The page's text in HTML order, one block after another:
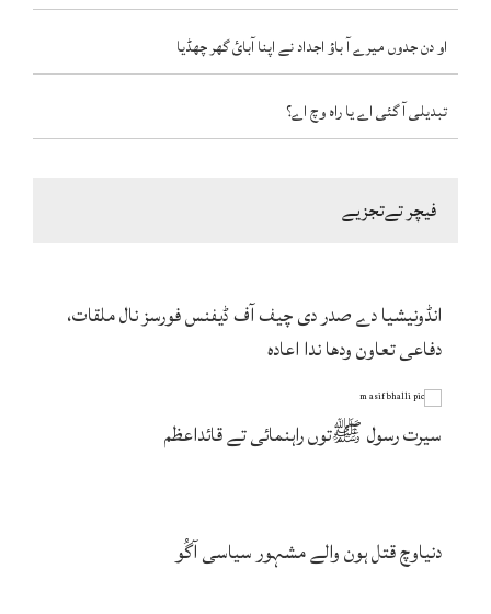
او دن جدوں میرے آ باؤ اجداد نے اپنا آبائ گھر چھڈیا
تبدیلی آ گئی اے یا راہ وچ اے؟
فیچر تےتجزیے
انڈونیشیا دے صدر دی چیف آف ڈیفنس فورسز نال ملقات،
دفاعی تعاون ودھا ندا اعادہ
سیرت رسول ﷺتوں راہنمائی تے قائداعظم
دنیاوچ قتل ہون والے مشہور سیاسی آگُو